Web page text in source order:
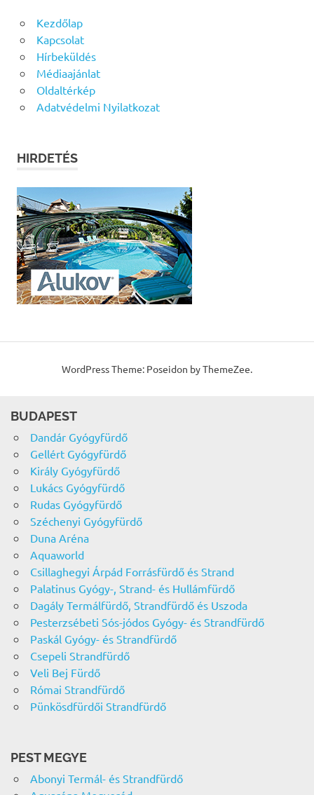
Kezdőlap
Kapcsolat
Hírbeküldés
Médiaajánlat
Oldaltérkép
Adatvédelmi Nyilatkozat
HIRDETÉS
WordPress Theme: Poseidon by ThemeZee.
BUDAPEST
Dandár Gyógyfürdő
Gellért Gyógyfürdő
Király Gyógyfürdő
Lukács Gyógyfürdő
Rudas Gyógyfürdő
Széchenyi Gyógyfürdő
Duna Aréna
Aquaworld
Csillaghegyi Árpád Forrásfürdő és Strand
Palatinus Gyógy-, Strand- és Hullámfürdő
Dagály Termálfürdő, Strandfürdő és Uszoda
Pesterzsébeti Sós-jódos Gyógy- és Strandfürdő
Paskál Gyógy- és Strandfürdő
Csepeli Strandfürdő
Veli Bej Fürdő
Római Strandfürdő
Pünkösdfürdői Strandfürdő
PEST MEGYE
Abonyi Termál- és Strandfürdő